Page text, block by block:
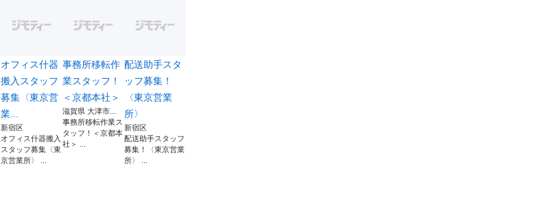
オフィス什器
搬入スタッフ
募集〈東京営
業...
新宿区
オフィス什器搬入
スタッフ募集〈東
京営業所〉 ...
事務所移転作
業スタッフ！
＜京都本社＞
滋賀県 大津市...
事務所移転作業ス
タッフ！＜京都本
社＞ ...
配送助手スタ
ッフ募集！
〈東京営業
所〉
新宿区
配送助手スタッフ
募集！〈東京営業
所〉 ...